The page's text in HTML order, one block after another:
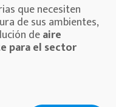
que necesiten
de sus ambientes,
deaire
para el sector